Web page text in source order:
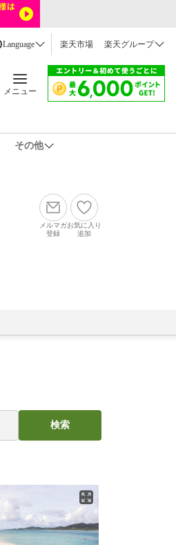
Language 楽天市場 楽天グループ
メニュー
その他
メルマガ
登録
お気に入り
追加
検索